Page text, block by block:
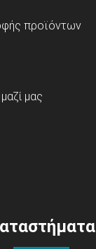
προϊόντων
μας